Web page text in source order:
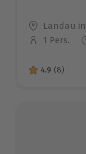
Standort
Landau
Anzahl der
1 Pers.
4.9 von 5
4.9 (8)